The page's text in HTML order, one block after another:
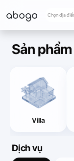
abogo Chọn địa
Sản phẩm
Villa
Dịch vụ